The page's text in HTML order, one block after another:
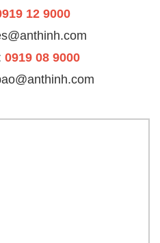
12 9000
0919 08 9000